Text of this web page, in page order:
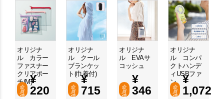
オリジナ
ル カラー
ファスナー
クリアポー
チ(M)
会
員
価
¥
220
オリジナ
ル クール
ブランケッ
ト(巾着付)
会
員
価
¥
715
オリジナ
ル EVAサ
コッシュ
会
員
価
¥
346
オリジナ
ル コンパ
クトハンデ
ィUSBファ
ン
会
員
価
¥
1,072